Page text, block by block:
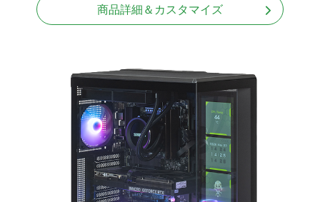
商品詳細＆カスタマイズ